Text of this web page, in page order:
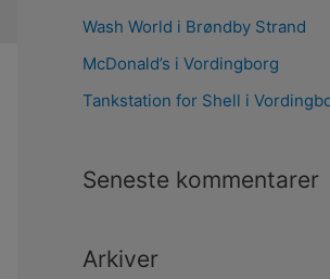
Wash World i Brøndby Strand
McDonald’s i Vordingborg
Tankstation for Shell i
Seneste kommentarer
Arkiver